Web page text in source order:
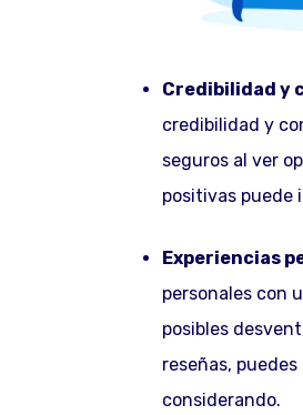
Credibilidad y
credibilidad y
seguros al ver
positivas puede
Experiencias
personales con
posibles
reseñas,
considerando.